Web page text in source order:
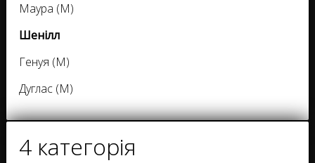
Маура (M)
Шенілл
Генуя (M)
Дуглас (M)
4 категорія